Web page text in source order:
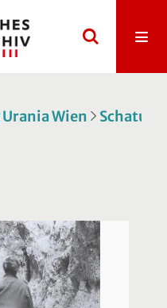
Wien